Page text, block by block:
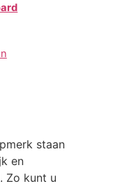
staan
en
Zo kunt u